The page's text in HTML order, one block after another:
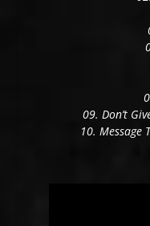
09. Don’t
10. Message